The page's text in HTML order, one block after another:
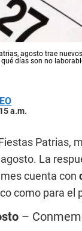
agosto trae
días son no
a.m.
Patrias,
La
cuenta con
como para el
–